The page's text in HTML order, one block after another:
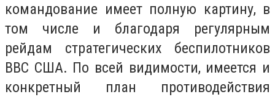
командование имеет полную картину, в
том числе и благодаря регулярным
рейдам стратегических беспилотников
ВВС США. По всей видимости, имеется и
конкретный план противодействия